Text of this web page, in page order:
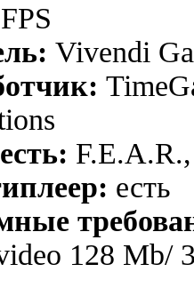
FPS
Vivendi
есть
128 Mb/